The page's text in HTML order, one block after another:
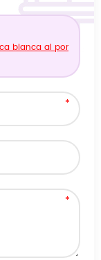
blanca al por